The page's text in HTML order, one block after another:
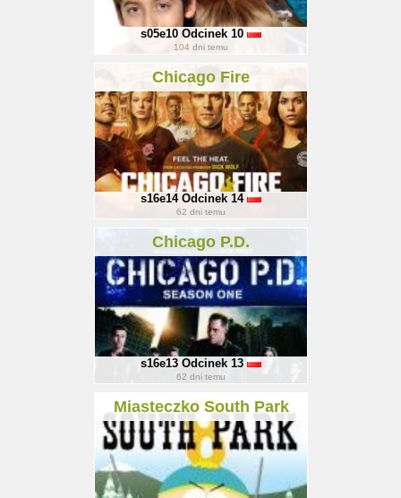
s05e10 Odcinek 10
104 dni temu
Chicago Fire
s16e14Odcinek 14
62 dni temu
Chicago P.D.
s16e13 Odcinek 13
62 dni temu
Miasteczko South Park